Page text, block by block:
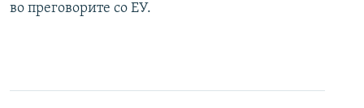
во преговорите со ЕУ.